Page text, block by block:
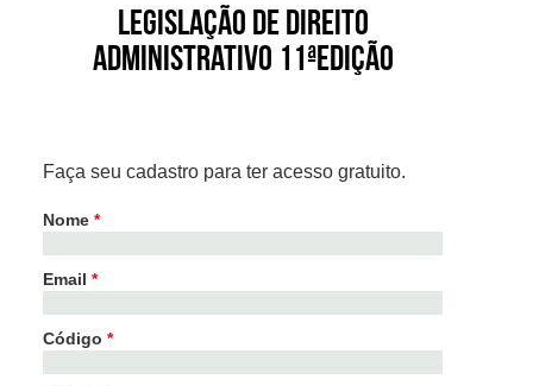
Legislação de Direito
Administrativo 11ªEdição
Faça seu cadastro para ter acesso gratuito.
Nome *
Email *
Código *